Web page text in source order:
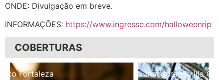
ONDE: Divulgação em breve.
INFORMAÇÕES: https://www.ingresse.com/halloweenrip
COBERTURAS
Inauguração Illa Café